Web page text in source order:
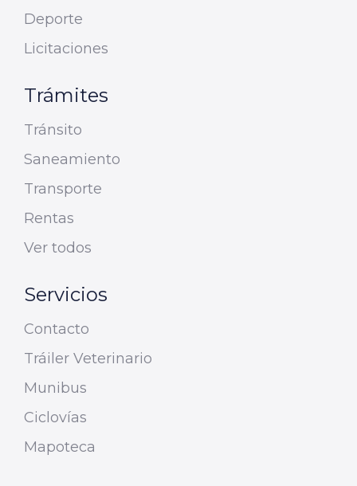
Deporte
Licitaciones
Trámites
Tránsito
Saneamiento
Transporte
Rentas
Ver todos
Servicios
Contacto
Tráiler Veterinario
Munibus
Ciclovías
Mapoteca